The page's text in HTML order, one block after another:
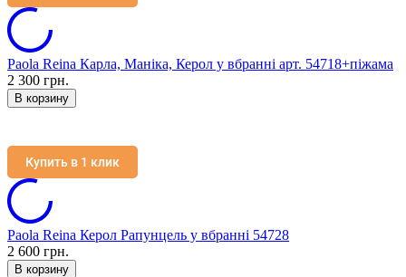
Paola Reina Карла, Маніка, Керол у вбранні арт. 54718+піжама
2 300 грн.
В корзину
Купить в 1 клик
Paola Reina Керол Рапунцель у вбранні 54728
2 600 грн.
В корзину